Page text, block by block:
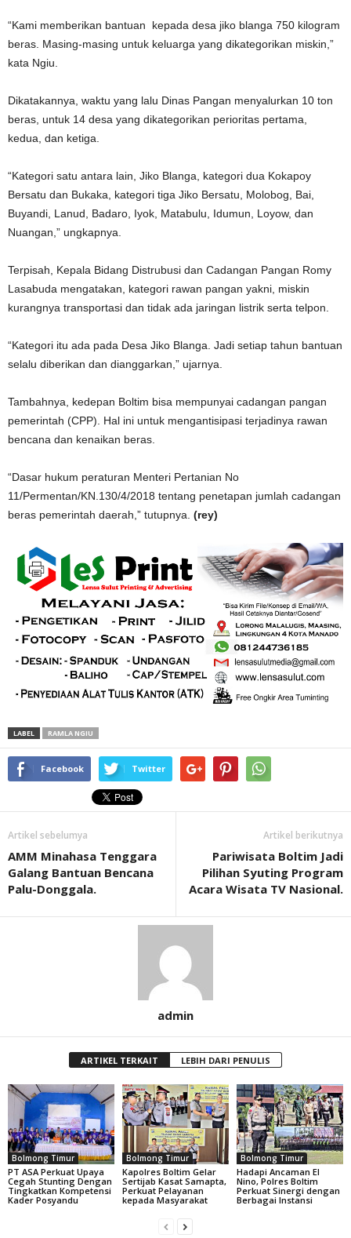
“Kami memberikan bantuan kepada desa jiko blanga 750 kilogram
beras. Masing-masing untuk keluarga yang dikategorikan miskin,”
kata Ngiu.
Dikatakannya, waktu yang lalu Dinas Pangan menyalurkan 10 ton
beras, untuk 14 desa yang dikategorikan perioritas pertama,
kedua, dan ketiga.
“Kategori satu antara lain, Jiko Blanga, kategori dua Kokapoy
Bersatu dan Bukaka, kategori tiga Jiko Bersatu, Molobog, Bai,
Buyandi, Lanud, Badaro, Iyok, Matabulu, Idumun, Loyow, dan
Nuangan,” ungkapnya.
Terpisah, Kepala Bidang Distrubusi dan Cadangan Pangan Romy
Lasabuda mengatakan, kategori rawan pangan yakni, miskin
kurangnya transportasi dan tidak ada jaringan listrik serta telpon.
“Kategori itu ada pada Desa Jiko Blanga. Jadi setiap tahun bantuan
selalu diberikan dan dianggarkan,” ujarnya.
Tambahnya, kedepan Boltim bisa mempunyai cadangan pangan
pemerintah (CPP). Hal ini untuk mengantisipasi terjadinya rawan
bencana dan kenaikan beras.
“Dasar hukum peraturan Menteri Pertanian No
11/Permentan/KN.130/4/2018 tentang penetapan jumlah cadangan
beras pemerintah daerah,” tutupnya. (rey)
LABEL RAMLA NGIU
Facebook Twitter
Artikel sebelumya
AMM Minahasa Tenggara
Galang Bantuan Bencana
Palu-Donggala.
Artikel berikutnya
Pariwisata Boltim Jadi
Pilihan Syuting Program
Acara Wisata TV Nasional.
admin
ARTIKEL TERKAIT LEBIH DARI PENULIS
Bolmong Timur
PT ASA Perkuat Upaya
Cegah Stunting Dengan
Tingkatkan Kompetensi
Kader Posyandu
Bolmong Timur
Kapolres Boltim Gelar
Sertijab Kasat Samapta,
Perkuat Pelayanan
kepada Masyarakat
Bolmong Timur
Hadapi Ancaman El
Nino, Polres Boltim
Perkuat Sinergi dengan
Berbagai Instansi